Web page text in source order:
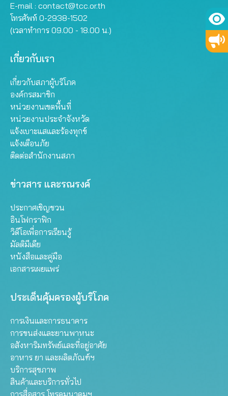
E-mail : contact@tcc.or.th
โทรศัพท์ 0-2938-1502
(เวลาทำการ 09.00 - 18.00 น.)
เกี่ยวกับเรา
เกี่ยวกับสภาผู้บริโภค
องค์กรสมาชิก
หน่วยงานเขตพื้นที่
หน่วยงานประจำจังหวัด
แจ้งเบาะแสและร้องทุกข์
แจ้งเตือนภัย
ติดต่อสำนักงานสภา
ข่าวสาร และรณรงค์
ประกาศเชิญชวน
อินโฟกราฟิก
วิดีโอเพื่อการเรียนรู้
มัลติมีเดีย
หนังสือและคู่มือ
เอกสารเผยแพร่
ประเด็นคุ้มครองผู้บริโภค
การเงินและการธนาคาร
การขนส่งและยานพาหนะ
อสังหาริมทรัพย์และที่อยู่อาศัย
อาหาร ยา และผลิตภัณฑ์ฯ
บริการสุขภาพ
สินค้าและบริการทั่วไป